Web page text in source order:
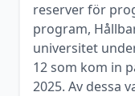
reserver för
program,
universitet
12som kom in
2025. Av dessa